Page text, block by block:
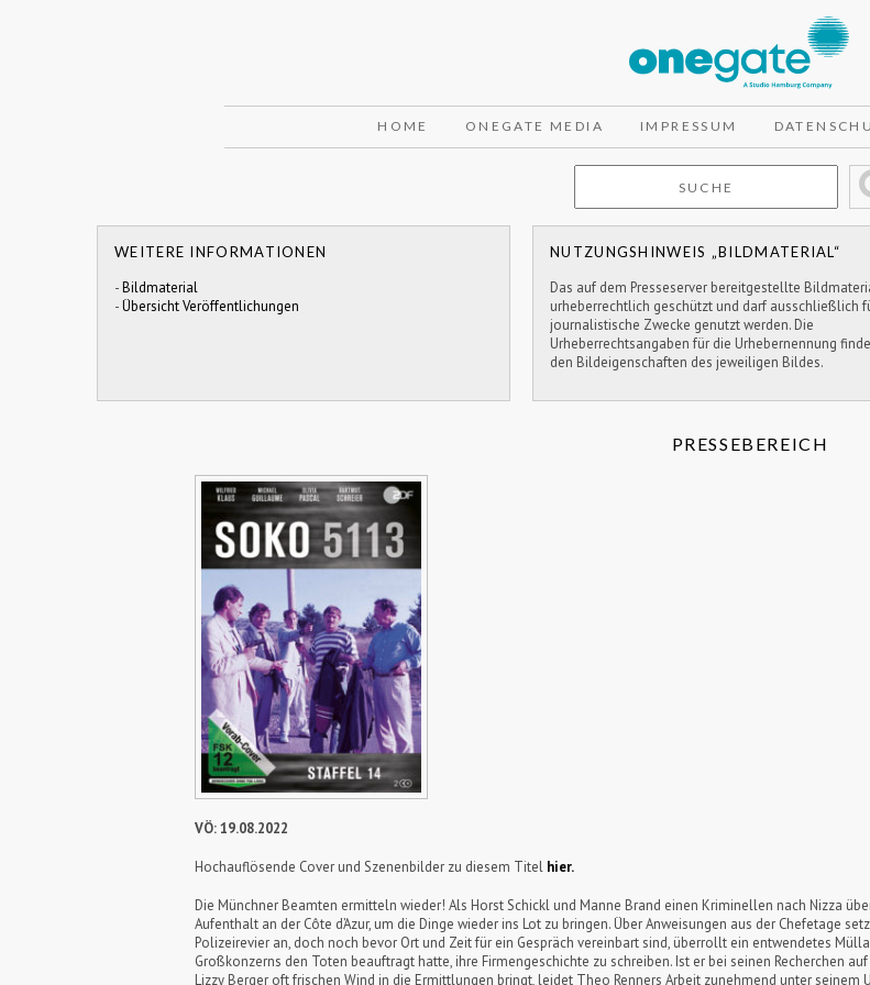
HOME ONEGATE MEDIA IMPRESSUM
WEITERE INFORMATIONEN
-Bildmaterial
-Übersicht Veröffentlichungen
NUTZUNGSHINWEIS „BILDMATERIAL“
Das auf dem Presseserver bereitgestellte
urheberrechtlich geschützt und darf ausschließlich
journalistische Zwecke genutzt werden. Die
Urheberrechtsangaben für die Urhebernennung
den Bildeigenschaften des jeweiligen Bildes.
PRESSEBEREICH
VÖ: 19.08.2022
Hochauflösende Cover und Szenenbilder zu diesem Titel hier.
Die Münchner Beamten ermitteln wieder! Als Horst Schickl und Manne Brand einen Kriminellen nach Nizza
Aufenthalt an der Côte d’Azur, um die Dinge wieder ins Lot zu bringen. Über Anweisungen aus der Chefetage
Polizeirevier an, doch noch bevor Ort und Zeit für ein Gespräch vereinbart sind, überrollt ein entwendetes
Großkonzerns den Toten beauftragt hatte, ihre Firmengeschichte zu schreiben. Ist er bei seinen Recherchen
Lizzy Berger oft frischen Wind in die Ermittlungen bringt, leidet Theo Renners Arbeit zunehmend unter seinem